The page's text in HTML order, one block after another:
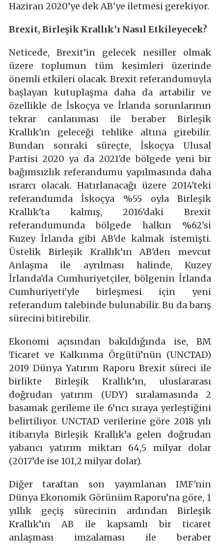
Haziran 2020’ye dek AB'ye iletmesi gerekiyor.
Brexit, Birleşik Krallık’ı Nasıl Etkileyecek?
Neticede, Brexit’in gelecek nesiller olmak
üzere toplumun tüm kesimleri üzerinde
önemli etkileri olacak. Brexit referandumuyla
başlayan kutuplaşma daha da artabilir ve
özellikle de İskoçya ve İrlanda sorunlarının
tekrar canlanması ile beraber Birleşik
Krallık'ın geleceği tehlike altına girebilir.
Bundan sonraki süreçte, İskoçya Ulusal
Partisi 2020 ya da 2021'de bölgede yeni bir
bağımsızlık referandumu yapılmasında daha
ısrarcı olacak. Hatırlanacağı üzere 2014'teki
referandumda İskoçya %55 oyla Birleşik
Krallık'ta kalmış, 2016'daki Brexit
referandumunda bölgede halkın %62'si
Kuzey İrlanda gibi AB'de kalmak istemişti.
Üstelik Birleşik Krallık’ın AB'den mevcut
Anlaşma ile ayrılması halinde, Kuzey
İrlanda'da Cumhuriyetçiler, bölgenin İrlanda
Cumhuriyeti'yle birleşmesi için yeni
referandum talebinde bulunabilir. Bu da barış
sürecini bitirebilir.
Ekonomi açısından bakıldığında ise, BM
Ticaret ve Kalkınma Örgütü’nün (UNCTAD)
2019 Dünya Yatırım Raporu Brexit süreci ile
birlikte Birleşik Krallık’ın, uluslararası
doğrudan yatırım (UDY) sıralamasında 2
basamak gerileme ile 6’ncı sıraya yerleştiğini
belirtiliyor. UNCTAD verilerine göre 2018 yılı
itibarıyla Birleşik Krallık’a gelen doğrudan
yabancı yatırım miktarı 64,5 milyar dolar
(2017’de ise 101,2 milyar dolar).
Diğer taraftan son yayımlanan IMF'nin
Dünya Ekonomik Görünüm Raporu’na göre, 1
yıllık geçiş sürecinin ardından Birleşik
Krallık’ın AB ile kapsamlı bir ticaret
anlaşması imzalaması ile beraber